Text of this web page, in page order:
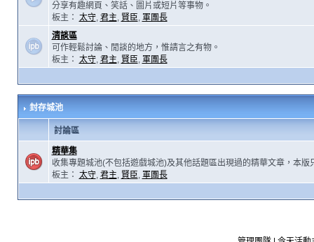
分享有趣網頁、笑話、圖片或短片等事物。
板主： 太守, 君主, 賢臣, 軍團長
清談區
可作輕鬆討論、閒談的地方，惟請言之有物。
板主： 太守, 君主, 賢臣, 軍團長
封存城池
討論區
精華集
收集專題城池(不包括遊戲城池)及其他話題區出現過的精華文章，本版
板主： 太守, 君主, 賢臣, 軍團長